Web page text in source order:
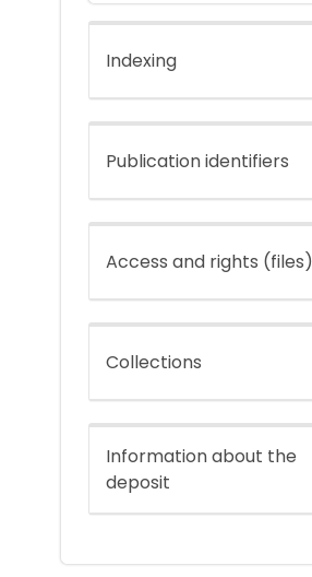
Indexing
Publication identifiers
Access and rights (files)
Collections
Information about the
deposit